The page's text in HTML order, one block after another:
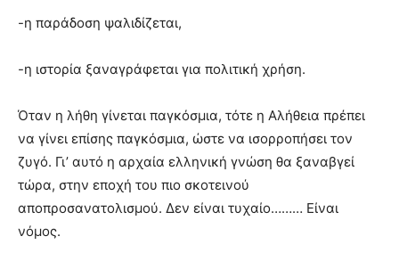
-η παράδοση ψαλιδίζεται,
-η ιστορία ξαναγράφεται για πολιτική χρήση.
Όταν η λήθη γίνεται παγκόσμια, τότε η Αλήθεια πρέπει
να γίνει επίσης παγκόσμια, ώστε να ισορροπήσει τον
ζυγό. Γι’ αυτό η αρχαία ελληνική γνώση θα ξαναβγεί
τώρα, στην εποχή του πιο σκοτεινού
αποπροσανατολισμού. Δεν είναι τυχαίο……… Είναι
νόμος.